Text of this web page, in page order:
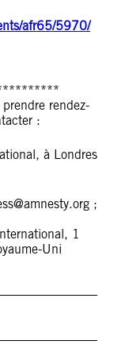
afr65/5970/
rendez-
:
à Londres
;
1
Uni